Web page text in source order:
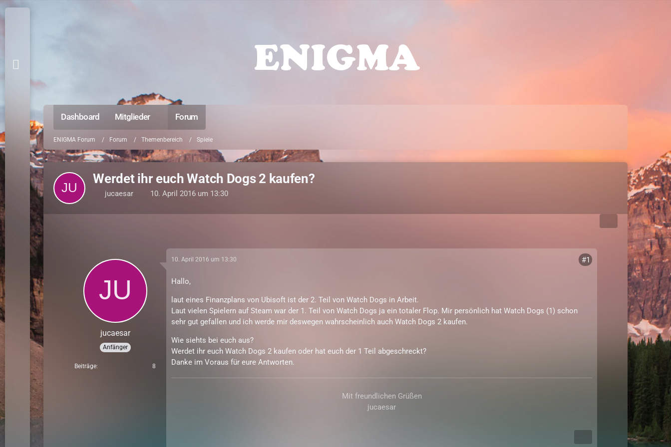
Dashboard Mitglieder Forum
ENIGMA Forum Forum Themenbereich Spiele
Werdet ihr euch Watch Dogs 2 kaufen?
jucaesar 10. April 2016 um 13:30
jucaesar
Anfänger
Beiträge 8
10. April 2016 um 13:30 #1
Hallo,
laut eines Finanzplans von Ubisoft ist der 2. Teil von Watch Dogs in Arbeit.
Laut vielen Spielern auf Steam war der 1. Teil von Watch Dogs ja ein totaler Flop. Mir persönlich hat Watch Dogs (1) schon
sehr gut gefallen und ich werde mir deswegen wahrscheinlich auch Watch Dogs 2 kaufen.
Wie siehts bei euch aus?
Werdet ihr euch Watch Dogs 2 kaufen oder hat euch der 1 Teil abgeschreckt?
Danke im Voraus für eure Antworten.
Mit freundlichen Grüßen
jucaesar